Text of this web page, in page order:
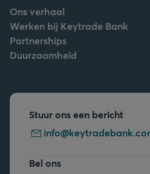
Ons verhaal
Werken bij Keytrade Bank
Partnerships
Duurzaamheid
Stuur ons een bericht
Bel ons